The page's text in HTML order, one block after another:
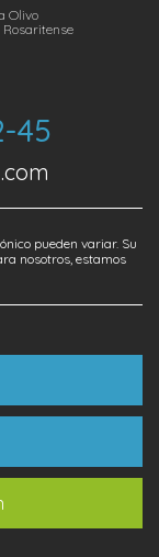
Olivo
45
pueden variar. Su
nosotros, estamos